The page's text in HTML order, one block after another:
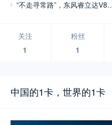
“不走寻常路”，东风睿立达V8E
关注
1
粉丝
1
中国的1卡，世界的1卡